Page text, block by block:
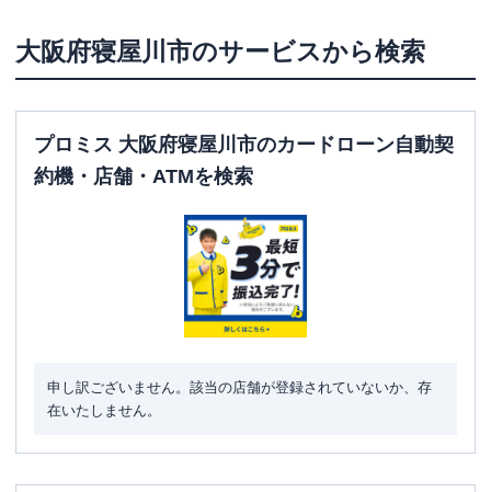
平日：9：00～15：00
ATM営業時間
平日：4：00～24：00
土曜：4：00～24：00
日祝：4：00～24：00
〇
〇
大阪府寝屋川市早子町２３－１－１０７
大阪府寝屋川市のサービスから検索
プロミス 大阪府寝屋川市のカードローン自動契
約機・店舗・ATMを検索
申し訳ございません。該当の店舗が登録されていないか、存
在いたしません。